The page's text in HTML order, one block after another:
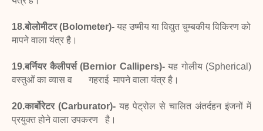
18.बोलोमीटर (Bolometer)- यह उष्मीय या विद्युत चुम्बकीय विकिरण को
मापने वाला यंत्र है।
19.बर्नियर कैलीपर्स (Bernior Callipers)-यह गोलीय (Spherical)
वस्तुओं का व्यास व गहराई मापने वाला यंत्र है।
20.कार्बोरेटर (Carburator)- यह पेट्रोल से चालित अंतर्दहन इंजनों में
प्रयुक्त होने वाला उपकरण है।